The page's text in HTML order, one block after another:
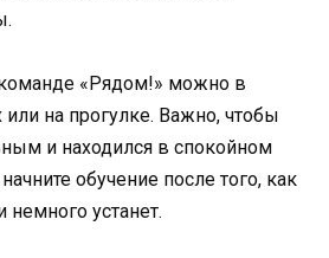
«Рядом!» можно в
на прогулке. Важно, чтобы
и находился в спокойном
обучение после того, как
немного устанет.